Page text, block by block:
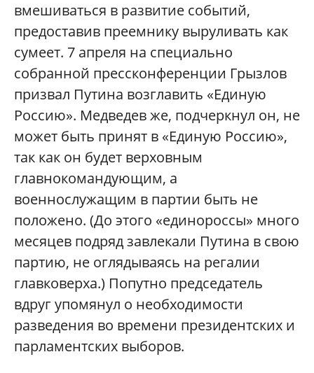
вмешиваться в развитие событий,
предоставив преемнику выруливать как
сумеет. 7 апреля на специально
собранной прессконференции Грызлов
призвал Путина возглавить «Единую
Россию». Медведев же, подчеркнул он, не
может быть принят в «Единую Россию»,
так как он будет верховным
главнокомандующим, а
военнослужащим в партии быть не
положено. (До этого «единороссы» много
месяцев подряд завлекали Путина в свою
партию, не оглядываясь на регалии
главковерха.) Попутно председатель
вдруг упомянул о необходимости
разведения во времени президентских и
парламентских выборов.